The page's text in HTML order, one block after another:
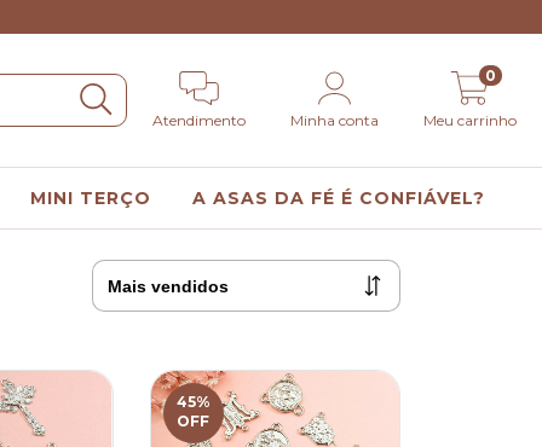
Atendimento Minha conta Meu carrinho
0
MINI TERÇO A ASAS DA FÉ É CONFIÁVEL?
45%
OFF